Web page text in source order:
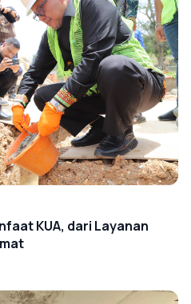
KUA, dari Layanan